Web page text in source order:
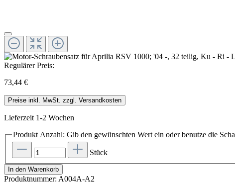
Regulärer Preis:
73,44 €
Preise inkl. MwSt. zzgl. Versandkosten
Lieferzeit 1-2 Wochen
Produkt Anzahl: Gib den gewünschten Wert ein oder benutze die
Stück
In den Warenkorb
Produktnummer: A004A-A2